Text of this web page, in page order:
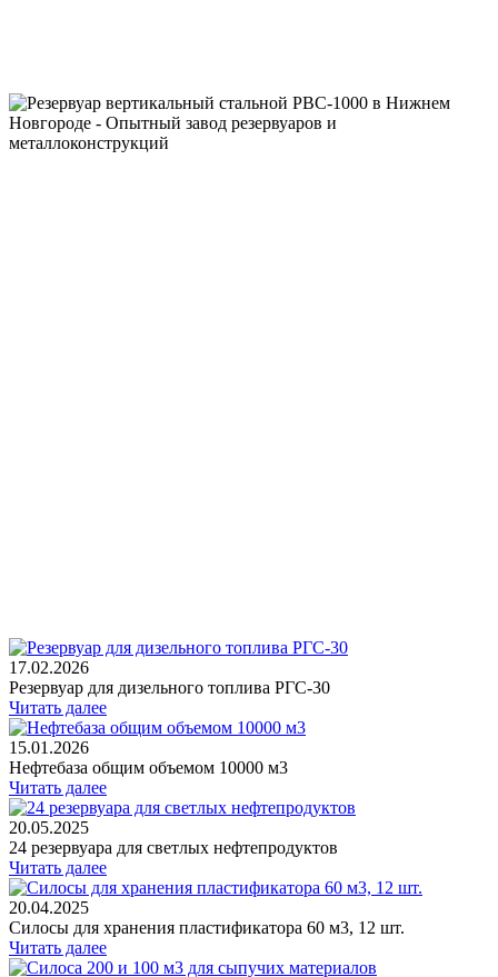
17.02.2026
Резервуар для дизельного топлива РГС-30
Читать далее
15.01.2026
Нефтебаза общим объемом 10000 м3
Читать далее
20.05.2025
24 резервуара для светлых нефтепродуктов
Читать далее
20.04.2025
Силосы для хранения пластификатора 60 м3, 12 шт.
Читать далее